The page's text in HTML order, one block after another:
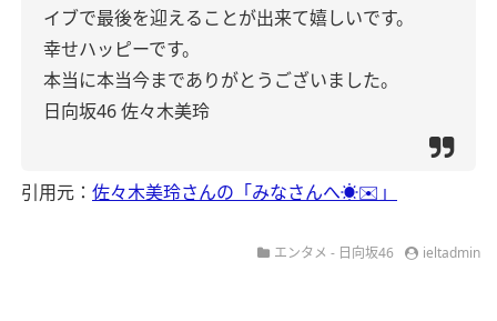
イブで最後を迎えることが出来て嬉しいです。
幸せハッピーです。
本当に本当今までありがとうございました。
日向坂46 佐々木美玲
引用元： 佐々木美玲さんの「みなさんへ☀️✉️」
エンタメ - 日向坂46 ieltadmin